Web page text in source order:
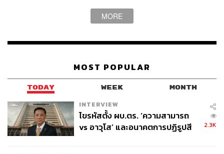
MORE
MOST POPULAR
TODAY WEEK MONTH
INTERVIEW
ไขรหัสตั้ง ผบ.ตร. ‘ความสามารถ
vs อาวุโส’ และอนาคตการปฏิรูปสี
2.3K